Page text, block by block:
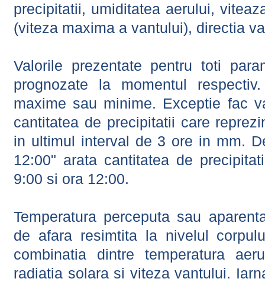
precipitatii, umiditatea aerului,
(viteza maxima a vantului), directia
Valorile prezentate pentru toti
prognozate la momentul
maxime sau minime. Exceptie fac
cantitatea de precipitatii care
in ultimul interval de 3 ore in mm.
12:00" arata cantitatea de
9:00 si ora 12:00.
Temperatura perceputa sau
de afara resimtita la nivelul
combinatia dintre temperatura
radiatia solara si viteza vantului.